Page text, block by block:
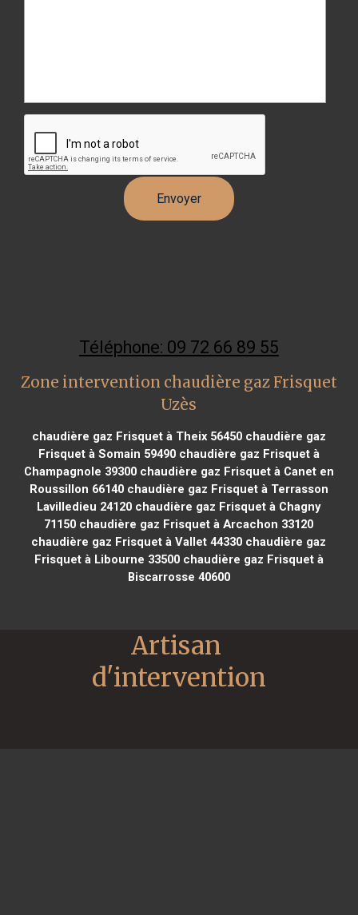
Téléphone: 09 72 66 89 55
Zone intervention chaudière gaz Frisquet
Uzès
chaudière gaz Frisquet à Theix 56450chaudière gaz
Frisquet à Somain 59490chaudière gaz Frisquet à
Champagnole 39300chaudière gaz Frisquet à Canet en
Roussillon 66140chaudière gaz Frisquet à Terrasson
Lavilledieu 24120 chaudière gaz Frisquet à Chagny
71150 chaudière gaz Frisquet à Arcachon 33120
chaudière gaz Frisquet à Vallet 44330 chaudière gaz
Frisquet à Libourne 33500chaudière gaz Frisquet à
Biscarrosse 40600
Artisan
d'intervention